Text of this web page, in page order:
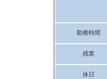
勤務時間
残業
休日